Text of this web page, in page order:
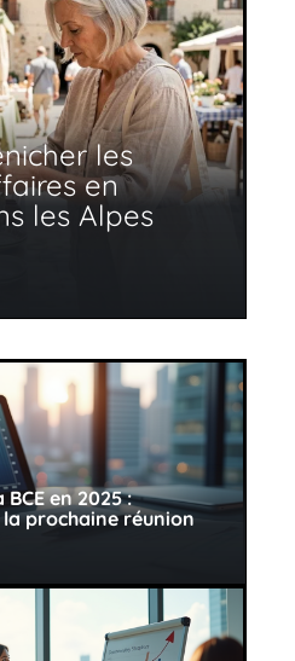
les
en
les Alpes
en 2025 :
prochaine réunion